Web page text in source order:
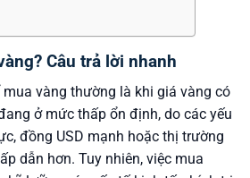
Câu trả lời nhanh
vàng thường là khi giá vàng có
ở mức thấp ổn định, do các yếu
đồng USD mạnh hoặc thị trường
dẫn hơn. Tuy nhiên, việc mua